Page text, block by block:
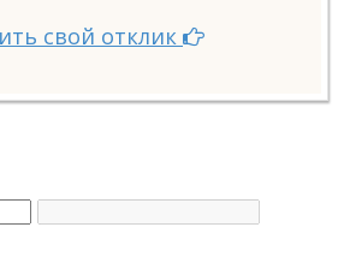
свой отклик